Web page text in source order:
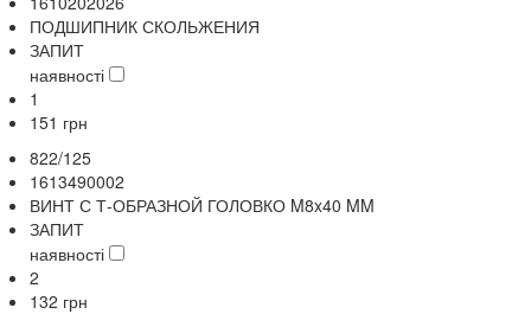
ПОДШИПНИК СКОЛЬЖЕНИЯ
ЗАПИТ
наявності
1
151 грн
822/125
1613490002
ВИНТ С Т-ОБРАЗНОЙ ГОЛОВКО M8x40 MM
ЗАПИТ
наявності
2
132 грн